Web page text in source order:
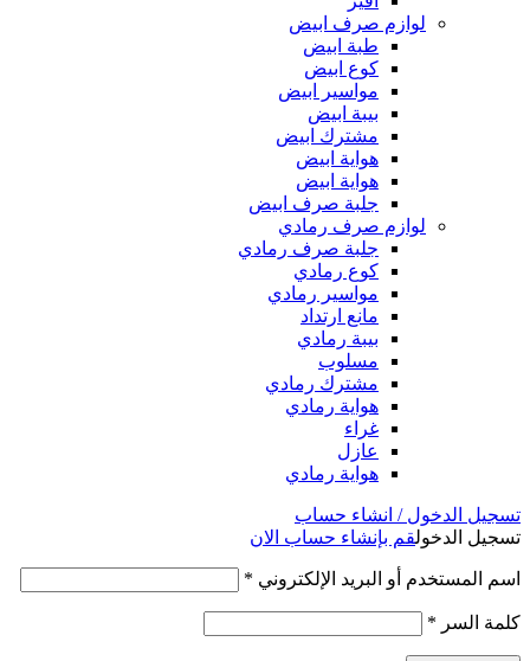
لوازم صرف ابيض
طبة ابيض
كوع ابيض
مواسير ابيض
بيبة ابيض
مشترك ابيض
هواية ابيض
هواية ابيض
جلبة صرف ابيض
لوازم صرف رمادي
جلبة صرف رمادي
كوع رمادي
مواسير رمادي
مانع ارتداد
بيبة رمادي
مسلوب
مشترك رمادي
هواية رمادي
غراء
عازل
هواية رمادي
تسجيل الدخول / انشاء حساب
تسجيل الدخولقم بإنشاء حساب الان
اسم المستخدم أو البريد الإلكتروني *
كلمة السر *